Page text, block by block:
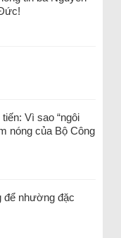
Vì sao “ngôi
nóng của Bộ Công
nhường đặc